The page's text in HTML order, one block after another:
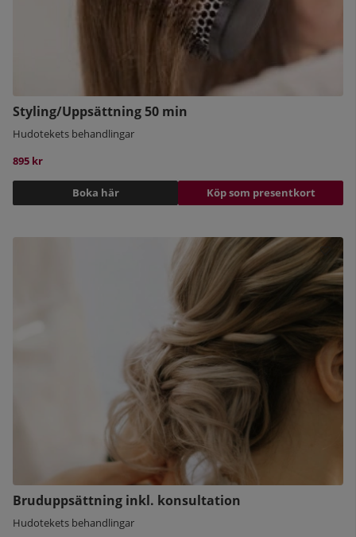
Paketet passar dig som vill se extra glammig ut på en after
work, eller om du är brudtärna. Kanske är det dags för din
Styling/Uppsättning 50 min
Hudotekets behandlingar
895 kr
Boka här Köp som presentkort
Bruduppsättning inkl. konsultation
Hudotekets behandlingar